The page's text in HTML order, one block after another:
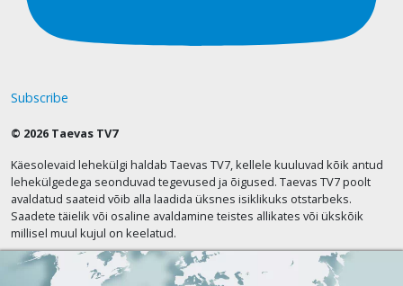
Subscribe
© 2026 Taevas TV7
Käesolevaid lehekülgi haldab Taevas TV7, kellele kuuluvad kõik antud
lehekülgedega seonduvad tegevused ja õigused. Taevas TV7 poolt
avaldatud saateid võib alla laadida üksnes isiklikuks otstarbeks.
Saadete täielik või osaline avaldamine teistes allikates või ükskõik
millisel muul kujul on keelatud.